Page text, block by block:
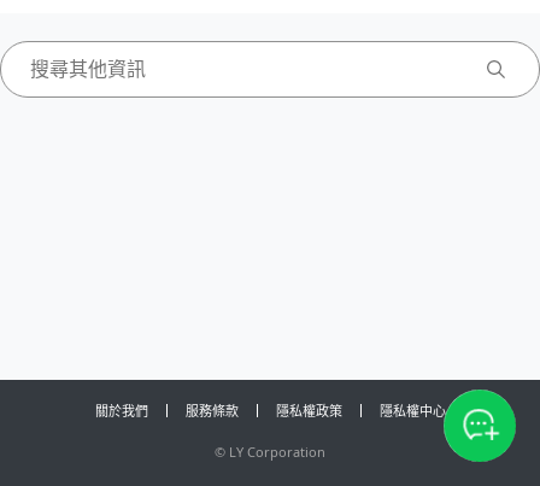
關於我們 服務條款 隱私權政策 隱私權中心
© LY Corporation